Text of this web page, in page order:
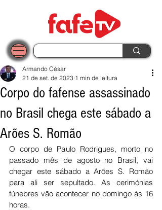
Corpo do fafense assassinado
no Brasil chega este sábado a
Arões S. Romão
Armando César
21 de set. de 2023 1 min de leitura
O corpo de Paulo Rodrigues, morto no
passado mês de agosto no Brasil, vai
chegar este sábado a Arões S. Romão
para ali ser sepultado. As cerimónias
fúnebres vão acontecer no domingo às 16
horas.